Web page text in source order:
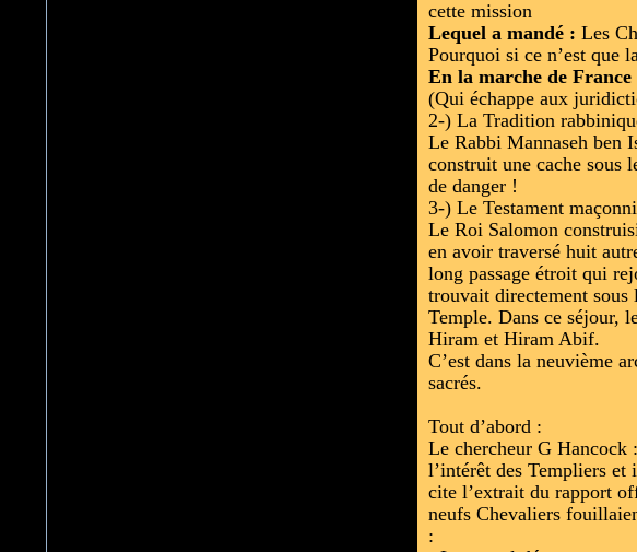
cette mission
Lequel a mandé : Les
Pourquoi si ce n’est que
En la marche de
(Qui échappe aux
2-) La Tradition
Le Rabbi Mannaseh ben
construit une cache sous
de danger !
3-) Le Testament
Le Roi Salomon
en avoir traversé huit
long passage étroit qui
trouvait directement sous
Temple. Dans ce séjour,
Hiram et Hiram Abif.
C’est dans la neuvième
sacrés.
Tout d’abord :
Le chercheur G
l’intérêt des Templiers
cite l’extrait du rapport
neufs Chevaliers
: